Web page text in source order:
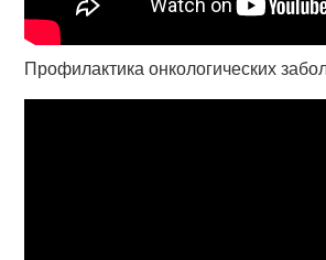
Профилактика онкологических